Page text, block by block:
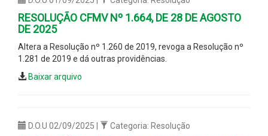
RESOLUÇÃO CFMV Nº 1.664, DE 28 DE AGOSTO
DE 2025
Altera a Resolução nº 1.260 de 2019, revoga a Resolução nº
1.281 de 2019 e dá outras providências.
Baixar arquivo
D.O.U 02/09/2025 | Categoria: Resolução